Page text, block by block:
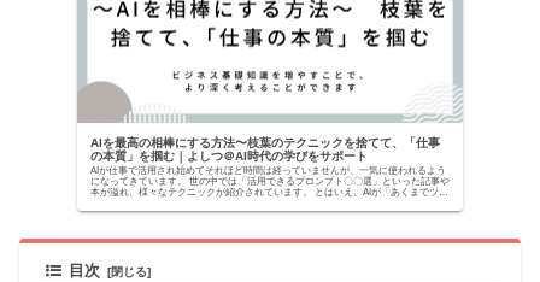
AIを最高の相棒にする方法〜枝葉のテクニックを捨てて、「仕事
の本質」を掴む｜よしつ＠AI時代の学びをサポート
AIが仕事で活用され始めてそれほど時間は経っていませんが、一気に使われるよう
になってきています。 世の中では「活用できるプロンプト〇〇選」といった記事や
本が溢れ、様々なテクニックが紹介されています。 とはいえ、AIが「あくまでツー
目次